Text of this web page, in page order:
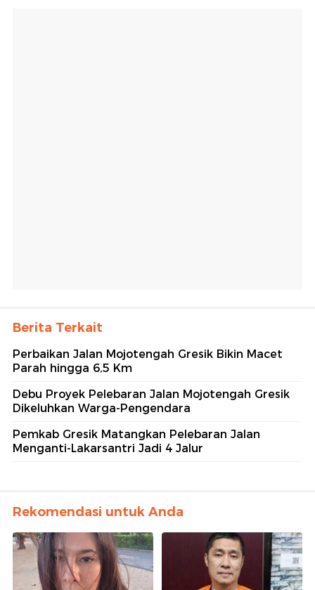
Berita Terkait
Perbaikan Jalan Mojotengah Gresik Bikin Macet
Parah hingga 6,5 Km
Debu Proyek Pelebaran Jalan Mojotengah Gresik
Dikeluhkan Warga-Pengendara
Pemkab Gresik Matangkan Pelebaran Jalan
Menganti-Lakarsantri Jadi 4 Jalur
Rekomendasi untuk Anda